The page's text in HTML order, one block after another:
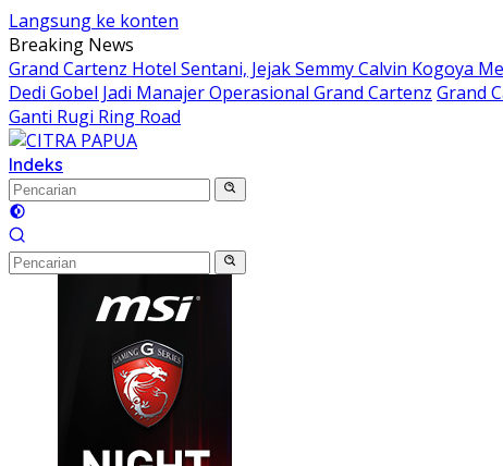
Langsung ke konten
Breaking News
Grand Cartenz Hotel Sentani, Jejak Semmy Calvin Kogoya
Dedi Gobel Jadi Manajer Operasional Grand Cartenz Grand
Ganti Rugi Ring Road
Indeks